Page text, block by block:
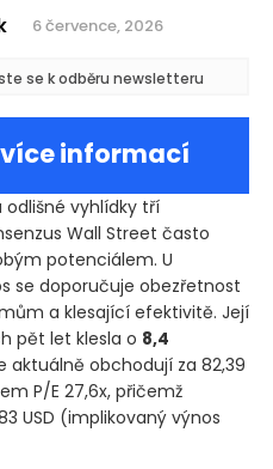
6 července, 2026
se k odběru newsletteru
informací
odlišné vyhlídky tří
Wall Street často
potenciálem. U
se doporučuje obezřetnost
a klesající efektivitě. Její
pět let klesla o 8,4
aktuálně obchodují za 82,39
P/E 27,6x, přičemž
USD (implikovaný výnos